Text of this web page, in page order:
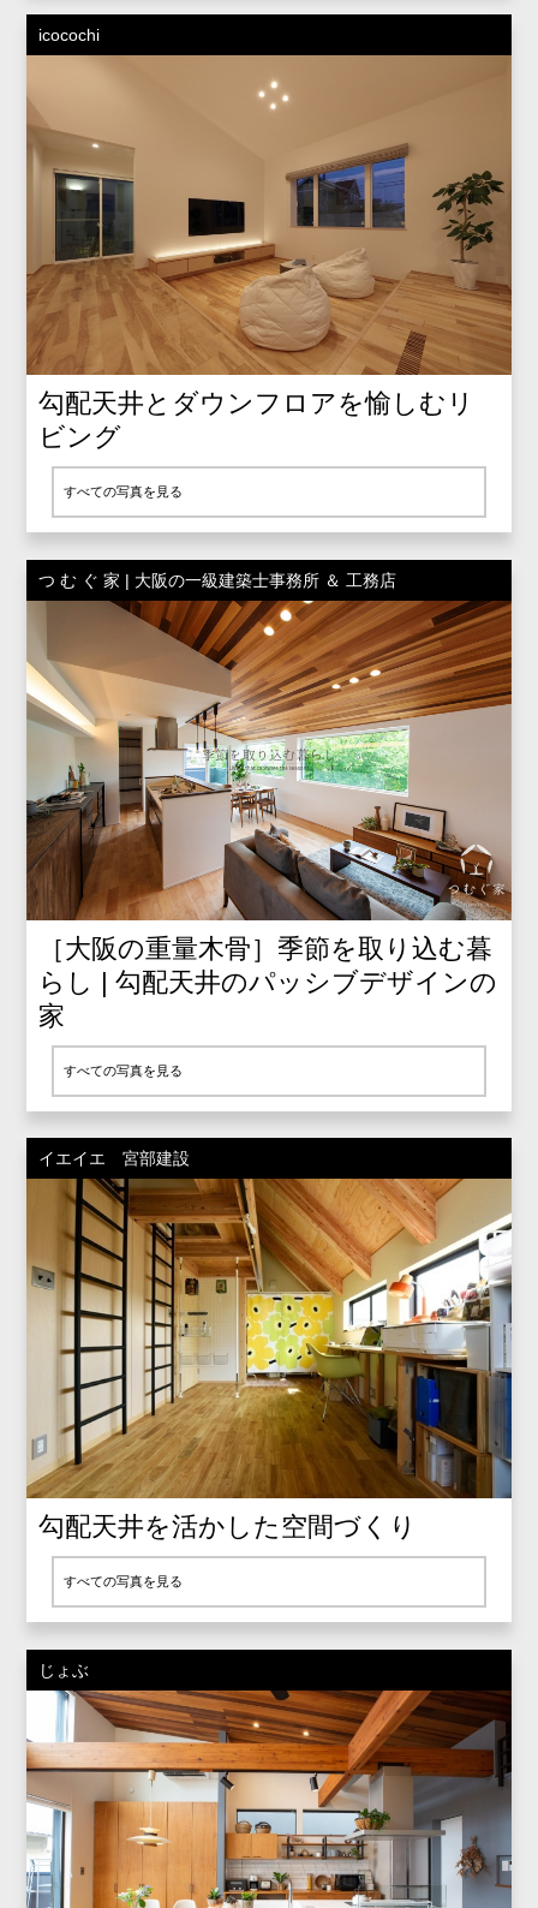
icocochi
勾配天井とダウンフロアを愉しむリ
ビング
すべての写真を見る
つ む ぐ 家 | 大阪の一級建築士事務所 ＆ 工務店
［大阪の重量木骨］季節を取り込む暮
らし | 勾配天井のパッシブデザインの
家
すべての写真を見る
イエイエ 宮部建設
勾配天井を活かした空間づくり
すべての写真を見る
じょぶ